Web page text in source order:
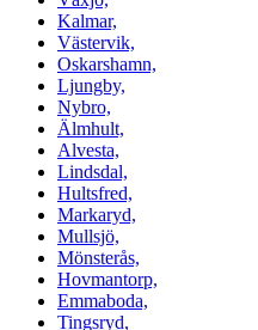
Kalmar,
Västervik,
Oskarshamn,
Ljungby,
Nybro,
Älmhult,
Alvesta,
Lindsdal,
Hultsfred,
Markaryd,
Mullsjö,
Mönsterås,
Hovmantorp,
Emmaboda,
Tingsryd,